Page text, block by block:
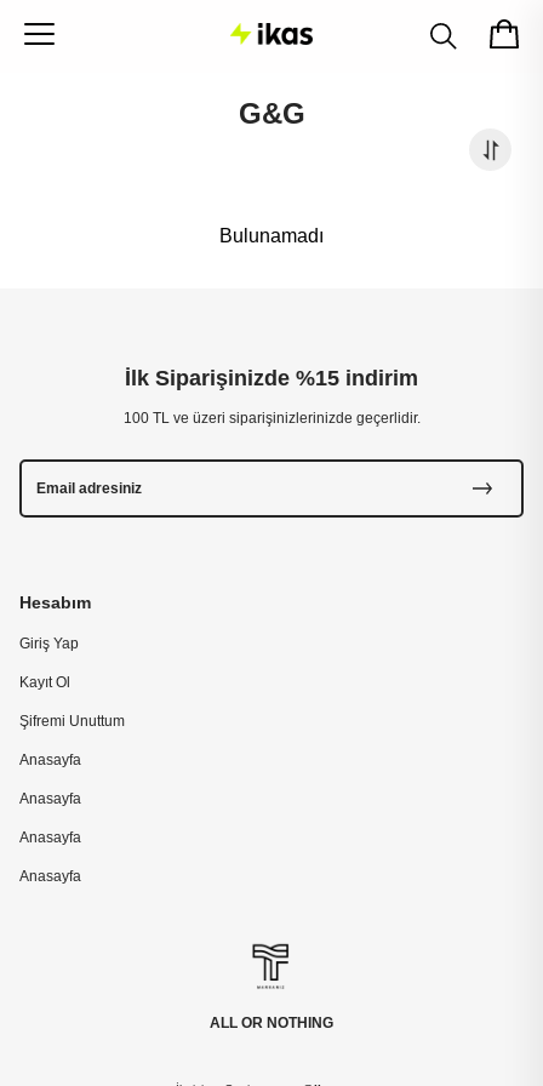
G&G
Bulunamadı
ALL OR NOTHING
Hesabım
Giriş Yap
Kayıt Ol
Şifremi Unuttum
Anasayfa
Anasayfa
Anasayfa
Anasayfa
İlk Siparişinizde %15 indirim
100 TL ve üzeri siparişinizlerinizde geçerlidir.